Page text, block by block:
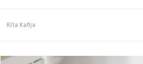
Rīta Kafija